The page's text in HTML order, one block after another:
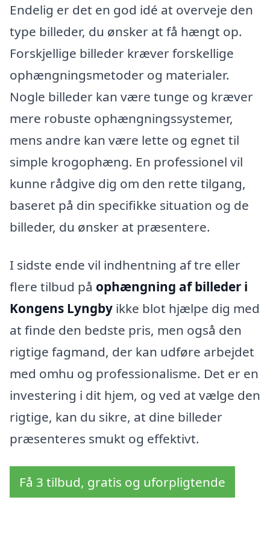
Endelig er det en god idé at overveje den
type billeder, du ønsker at få hængt op.
Forskjellige billeder kræver forskellige
ophængningsmetoder og materialer.
Nogle billeder kan være tunge og kræver
mere robuste ophængningssystemer,
mens andre kan være lette og egnet til
simple krogophæng. En professionel vil
kunne rådgive dig om den rette tilgang,
baseret på din specifikke situation og de
billeder, du ønsker at præsentere.
I sidste ende vil indhentning af tre eller
flere tilbud på ophængning af billeder i
Kongens Lyngby ikke blot hjælpe dig med
at finde den bedste pris, men også den
rigtige fagmand, der kan udføre arbejdet
med omhu og professionalisme. Det er en
investering i dit hjem, og ved at vælge den
rigtige, kan du sikre, at dine billeder
præsenteres smukt og effektivt.
Få 3 tilbud, gratis og uforpligtende